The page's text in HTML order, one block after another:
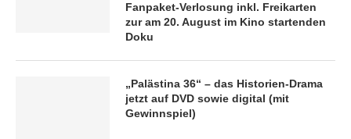
Fanpaket-Verlosung inkl. Freikarten
zur am 20. August im Kino startenden
Doku
„Palästina 36“ – das Historien-Drama
jetzt auf DVD sowie digital (mit
Gewinnspiel)